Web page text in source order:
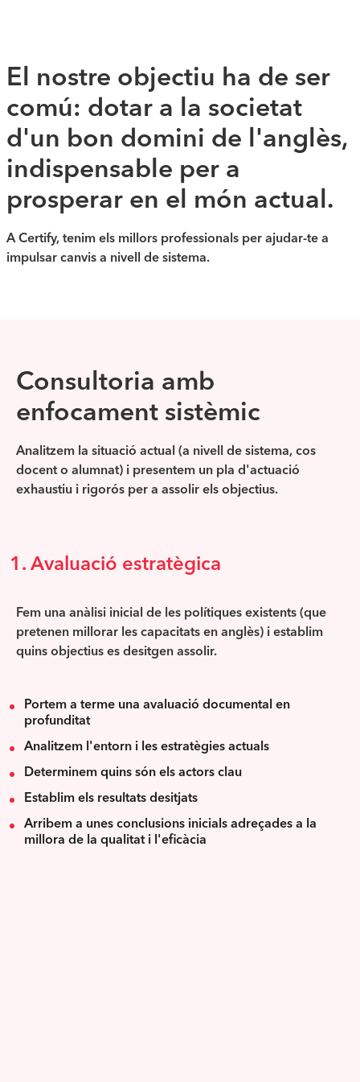
El nostre objectiu ha de ser
comú: dotar a la societat
d'un bon domini de l'anglès,
indispensable per a
prosperar en el món actual.
A Certify, tenim els millors professionals per ajudar-te a
impulsar canvis a nivell de sistema.
Consultoria amb
enfocament sistèmic
Analitzem la situació actual (a nivell de sistema, cos
docent o alumnat) i presentem un pla d'actuació
exhaustiu i rigorós per a assolir els objectius.
1. Avaluació estratègica
Fem una anàlisi inicial de les polítiques existents (que
pretenen millorar les capacitats en anglès) i establim
quins objectius es desitgen assolir.
Portem a terme una avaluació documental en
profunditat
Analitzem l'entorn i les estratègies actuals
Determinem quins són els actors clau
Establim els resultats desitjats
Arribem a unes conclusions inicials adreçades a la
millora de la qualitat i l'eficàcia